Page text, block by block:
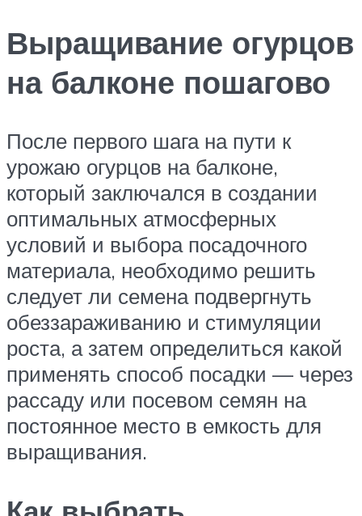
Выращивание огурцов
на балконе пошагово
После первого шага на пути к
урожаю огурцов на балконе,
который заключался в создании
оптимальных атмосферных
условий и выбора посадочного
материала, необходимо решить
следует ли семена подвергнуть
обеззараживанию и стимуляции
роста, а затем определиться какой
применять способ посадки — через
рассаду или посевом семян на
постоянное место в емкость для
выращивания.